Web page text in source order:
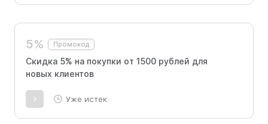
5% Промокод
Скидка 5% на покупки от 1500 рублей для
новых клиентов
Уже истек